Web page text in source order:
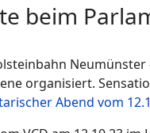
beim
Neumünster
organisiert.
Abend vom